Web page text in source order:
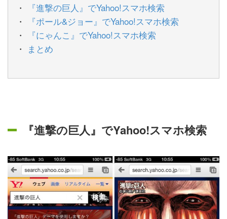
『進撃の巨人』でYahoo!スマホ検索
『ポール&ジョー』でYahoo!スマホ検索
『にゃんこ』でYahoo!スマホ検索
まとめ
『進撃の巨人』でYahoo!スマホ検索